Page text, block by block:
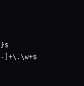
]+\.\w+$